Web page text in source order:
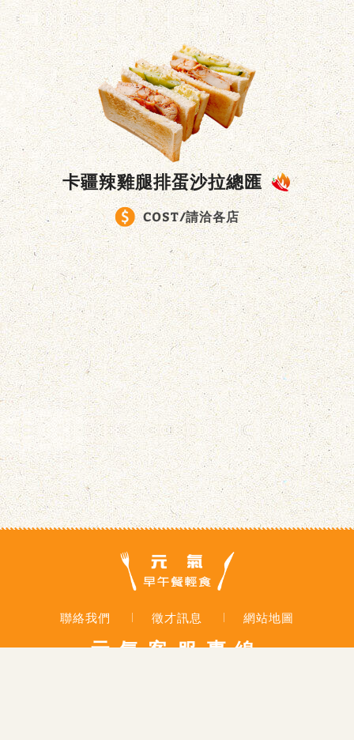
卡疆辣雞腿排蛋沙拉總匯
COST/請洽各店
聯絡我們 徵才訊息 網站地圖
元氣客服專線